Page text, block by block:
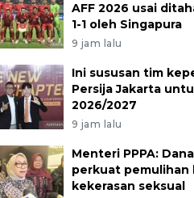
AFF 2026 usai
1-1 oleh Singapura
9 jam lalu
Ini sususan tim
Persija Jakarta
2026/2027
9 jam lalu
Menteri PPPA:
perkuat pemulihan
kekerasan seksual